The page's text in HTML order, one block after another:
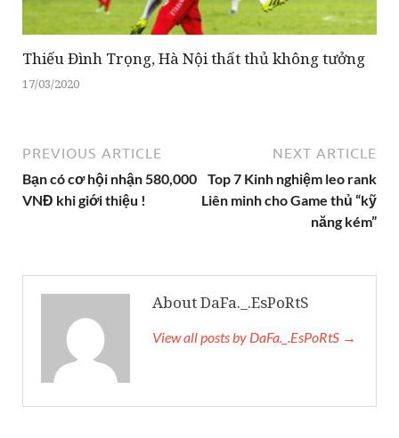
Thiếu Đình Trọng, Hà Nội thất thủ không tưởng
17/03/2020
PREVIOUS ARTICLE
Bạn có cơ hội nhận 580,000
VNĐ khi giới thiệu !
NEXT ARTICLE
Top 7 Kinh nghiệm leo rank
Liên minh cho Game thủ “kỹ
năng kém”
About DaFa._.EsPoRtS
View all posts by DaFa._.EsPoRtS →